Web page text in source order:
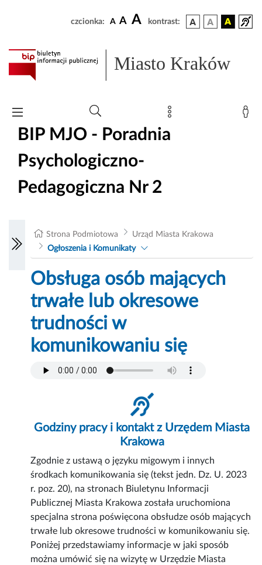
czcionka: A A A kontrast:
Miasto Kraków
BIP MJO - Poradnia
Psychologiczno-
Pedagogiczna Nr 2
Strona Podmiotowa
Urząd Miasta Krakowa
Ogłoszenia i Komunikaty
Obsługa osób mających
trwałe lub okresowe
trudności w
komunikowaniu się
Godziny pracy i kontakt z Urzędem Miasta
Krakowa
Zgodnie z ustawą o języku migowym i innych
środkach komunikowania się (tekst jedn. Dz. U. 2023
r. poz. 20), na stronach Biuletynu Informacji
Publicznej Miasta Krakowa została uruchomiona
specjalna strona poświęcona obsłudze osób mających
trwałe lub okresowe trudności w komunikowaniu się.
Poniżej przedstawiamy informacje w jaki sposób
można umówić się na wizytę w Urzędzie Miasta